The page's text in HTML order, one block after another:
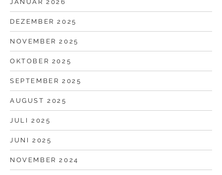
JANUAR 2026
DEZEMBER 2025
NOVEMBER 2025
OKTOBER 2025
SEPTEMBER 2025
AUGUST 2025
JULI 2025
JUNI 2025
NOVEMBER 2024